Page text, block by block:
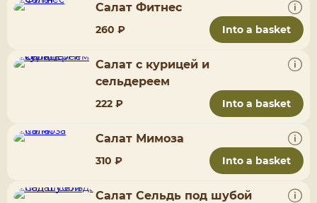
Салат Фитнес
260 ₽ Into a basket
Салат с курицей и
сельдереем
222 ₽ Into a basket
Салат Мимоза
310 ₽ Into a basket
Салат Сельдь под шубой